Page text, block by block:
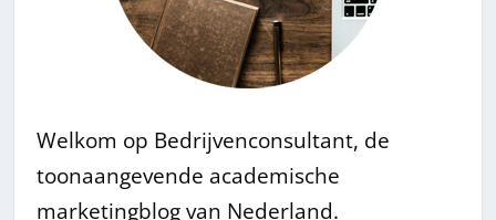
Welkom op Bedrijvenconsultant, de
toonaangevende academische
marketingblog van Nederland.